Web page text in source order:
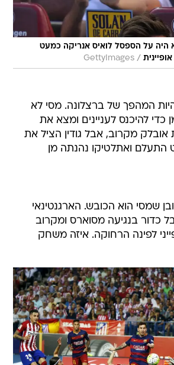
על הספסל לואיס אנריקה כמעט
/
GettyImages
להיות המהפך של ברצלונה. מסי לא
כדי להיכנס לעניינים ומצא את
אובלק מקרוב, אבל גודין הציל את
התעלם ואתלטיקו נהנתה מן
שמסי הוא הכובש. הארגנטינאי
כדור בנגיעה מסוארס ומקרוב
לפינה הרחוקה. איזה משחק